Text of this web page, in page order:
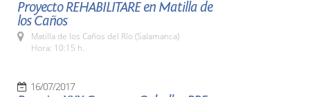
Proyecto REHABILITARE en Matilla de
los Caños
Matilla de los Caños del Río (Salamanca)
Hora: 10:15 h.
16/07/2017